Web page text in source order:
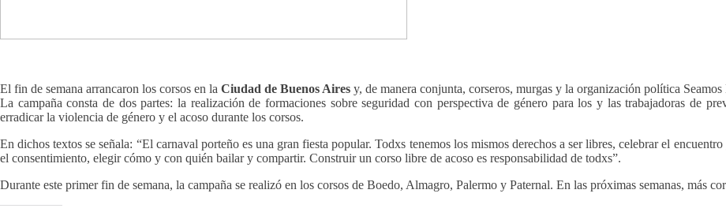
El fin de semana arrancaron los corsos en la Ciudad de Buenos Aires y, de manera conjunta, corseros, murgas y la organización política
La campaña consta de dos partes: la realización de formaciones sobre seguridad con perspectiva de género para los y las trabajadoras de
erradicar la violencia de género y el acoso durante los corsos.
En dichos textos se señala: “El carnaval porteño es una gran fiesta popular. Todxs tenemos los mismos derechos a ser libres, celebrar el
el consentimiento, elegir cómo y con quién bailar y compartir. Construir un corso libre de acoso es responsabilidad de todxs”.
Durante este primer fin de semana, la campaña se realizó en los corsos de Boedo, Almagro, Palermo y Paternal. En las próximas semanas, más